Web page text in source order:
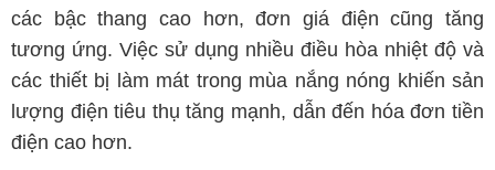
các bậc thang cao hơn, đơn giá điện cũng tăng
tương ứng. Việc sử dụng nhiều điều hòa nhiệt độ và
các thiết bị làm mát trong mùa nắng nóng khiến sản
lượng điện tiêu thụ tăng mạnh, dẫn đến hóa đơn tiền
điện cao hơn.